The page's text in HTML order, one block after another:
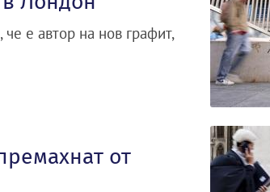
е автор на нов графит,
от